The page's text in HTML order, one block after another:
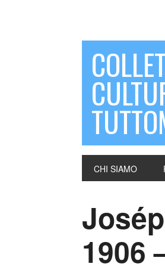
CHI SIAMO
1906